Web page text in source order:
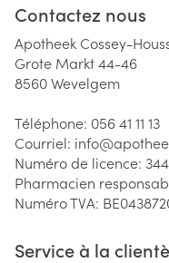
Contactez nous
Apotheek Cossey-
Grote Markt 44-46
8560Wevelgem
Téléphone: 056 41 11 13
Courriel: info@
Numéro de licence:
Pharmacien
Numéro TVA:
Service à la